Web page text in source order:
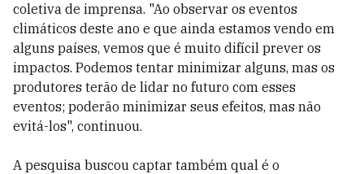
coletiva de imprensa. "Ao observar os eventos
climáticos deste ano e que ainda estamos vendo em
alguns países, vemos que é muito difícil prever os
impactos. Podemos tentar minimizar alguns, mas os
produtores terão de lidar no futuro com esses
eventos; poderão minimizar seus efeitos, mas não
evitá-los", continuou.
A pesquisa buscou captar também qual é o